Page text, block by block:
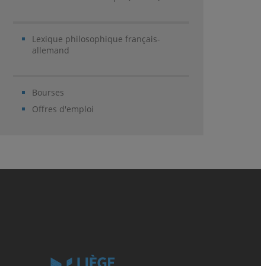
Lexique philosophique français-
allemand
Bourses
Offres d'emploi